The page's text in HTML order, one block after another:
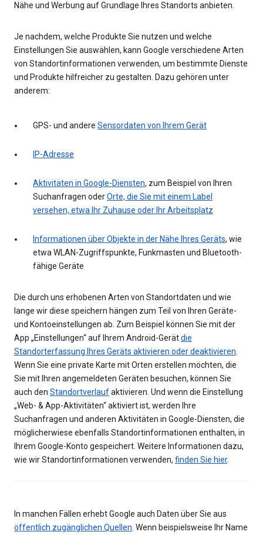
Nähe und Werbung auf Grundlage Ihres Standorts anbieten.
Je nachdem, welche Produkte Sie nutzen und welche
Einstellungen Sie auswählen, kann Google verschiedene Arten
von Standortinformationen verwenden, um bestimmte Dienste
und Produkte hilfreicher zu gestalten. Dazu gehören unter
anderem:
GPS- und andere Sensordaten von Ihrem Gerät
IP-Adresse
Aktivitäten in Google-Diensten, zum Beispiel von Ihren
Suchanfragen oderOrte, die Sie mit einem Label
versehen, etwa Ihr Zuhause oder Ihr Arbeitsplatz
Informationen über Objekte in der Nähe Ihres Geräts, wie
etwa WLAN-Zugriffspunkte, Funkmasten und Bluetooth-
fähige Geräte
Die durch uns erhobenen Arten von Standortdaten und wie
lange wir diese speichern hängen zum Teil von Ihren Geräte-
und Kontoeinstellungen ab. Zum Beispiel können Sie mit der
App „Einstellungen“ auf Ihrem Android-Gerätdie
Standorterfassung Ihres Geräts aktivieren oder deaktivieren.
Wenn Sie eine private Karte mit Orten erstellen möchten, die
Sie mit Ihren angemeldeten Geräten besuchen, können Sie
auch den Standortverlaufaktivieren. Und wenn die Einstellung
„Web- & App-Aktivitäten“ aktiviert ist, werden Ihre
Suchanfragen und anderen Aktivitäten in Google-Diensten, die
möglicherwiese ebenfalls Standortinformationen enthalten, in
Ihrem Google-Konto gespeichert. Weitere Informationen dazu,
wie wir Standortinformationen verwenden, finden Sie hier.
In manchen Fällen erhebt Google auch Daten über Sie aus
öffentlich zugänglichen Quellen. Wenn beispielsweise Ihr Name